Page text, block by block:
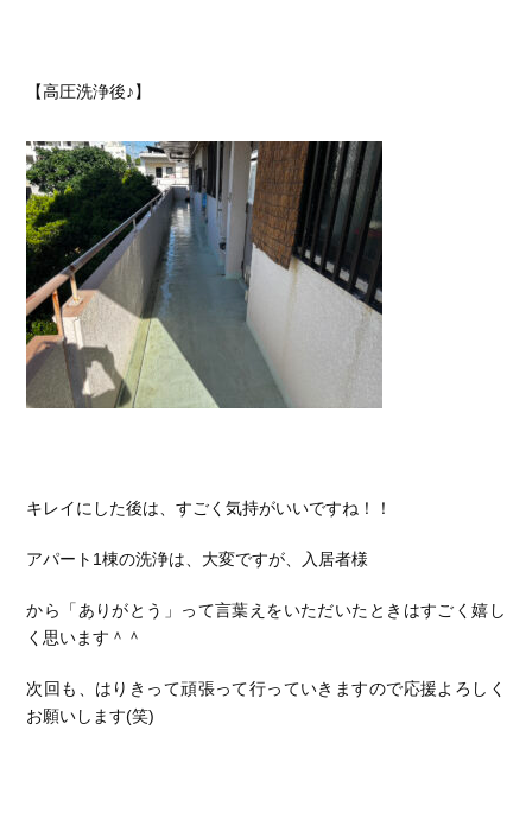
【高圧洗浄後♪】
キレイにした後は、すごく気持がいいですね！！
アパート1棟の洗浄は、大変ですが、入居者様
から「ありがとう」って言葉えをいただいたときはすごく嬉し
く思います＾＾
次回も、はりきって頑張って行っていきますので応援よろしく
お願いします(笑)